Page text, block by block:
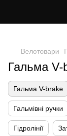
Велотовари
Гальма V-
Гальма V-brake
Гальмівні ручки
Гідролінії